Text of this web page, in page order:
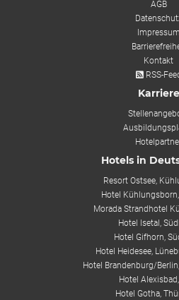
AGB
Impressum
Kontakt
RSS-
Karriere
Hotels in
Resort Ostsee,
Hotel
Morada Strandhotel
Hotel Isetal,
Hotel Gifhorn,
Hotel Heidesee,
Hotel Brandenburg/
Hotel
Hotel Gotha,